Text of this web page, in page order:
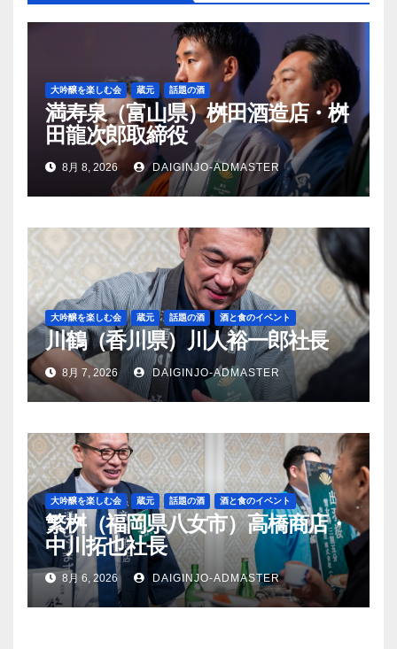
大吟醸を楽しむ会 蔵元 話題の酒
満寿泉（富山県）桝田酒造店・桝
田龍次郎取締役
8月 8, 2026 DAIGINJO-ADMASTER
大吟醸を楽しむ会 蔵元 話題の酒 酒と食のイベント
川鶴（香川県）川人裕一郎社長
8月 7, 2026 DAIGINJO-ADMASTER
大吟醸を楽しむ会 蔵元 話題の酒 酒と食のイベント
繁桝（福岡県八女市）高橋商店・
中川拓也社長
8月 6, 2026 DAIGINJO-ADMASTER